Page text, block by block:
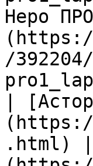
Неро
/
|
.html) |